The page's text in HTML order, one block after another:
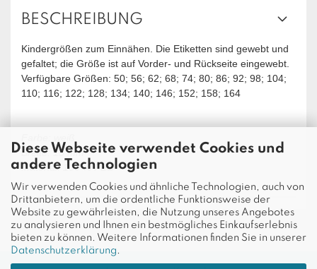
Diese Webseite verwendet Cookies und
andere Technologien
Wir verwenden Cookies und ähnliche Technologien, auch von
Drittanbietern, um die ordentliche Funktionsweise der
Website zu gewährleisten, die Nutzung unseres Angebotes
zu analysieren und Ihnen ein bestmögliches Einkaufserlebnis
bieten zu können. Weitere Informationen finden Sie in unserer
Datenschutzerklärung
BESCHREIBUNG
Kindergrößen zum Einnähen. Die Etiketten sind gewebt und
gefaltet; die Größe ist auf Vorder- und Rückseite eingewebt.
Verfügbare Größen: 50; 56; 62; 68; 74; 80; 86; 92; 98; 104;
110; 116; 122; 128; 134; 140; 146; 152; 158; 164
Breite: 15 mm
Material: 100 % PES